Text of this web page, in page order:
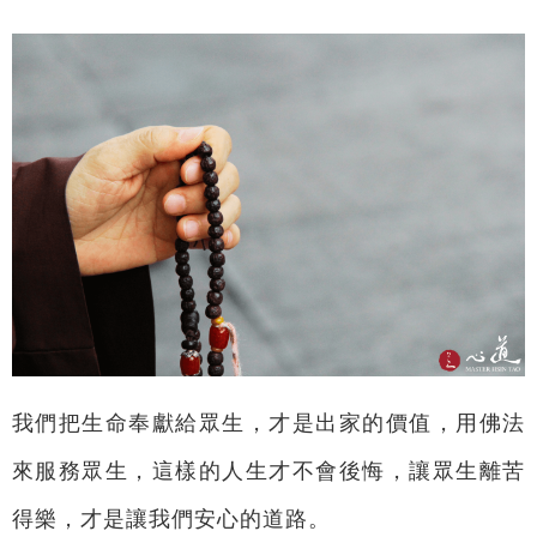
我們把生命奉獻給眾生，才是出家的價值，用佛法
來服務眾生，這樣的人生才不會後悔，讓眾生離苦
得樂，才是讓我們安心的道路。